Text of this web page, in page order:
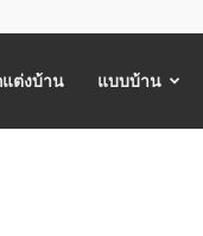
ต่งบ้าน แบบบ้าน